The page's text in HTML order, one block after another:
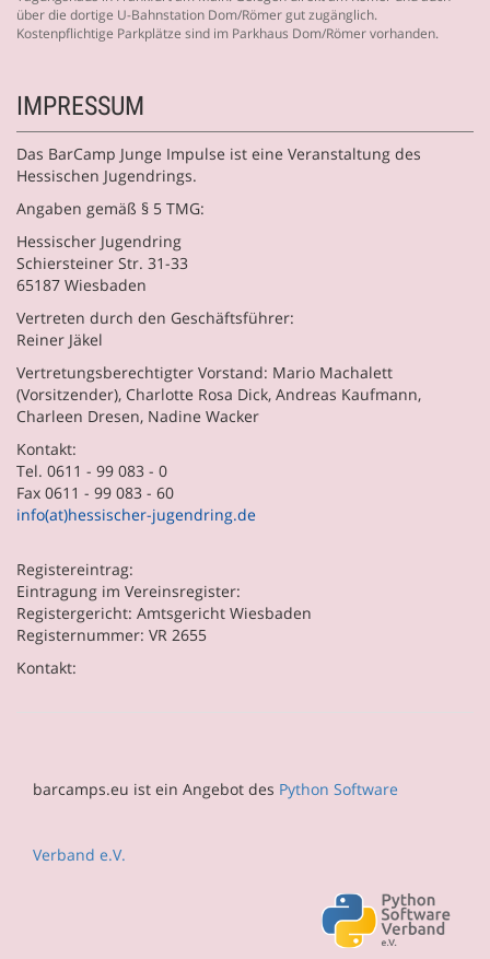
über die dortige U-Bahnstation Dom/Römer gut zugänglich.
Kostenpflichtige Parkplätze sind im Parkhaus Dom/Römer vorhanden.
IMPRESSUM
Das BarCamp Junge Impulse ist eine Veranstaltung des
Hessischen Jugendrings.
Angaben gemäß § 5 TMG:
Hessischer Jugendring
Schiersteiner Str. 31-33
65187 Wiesbaden
Vertreten durch den Geschäftsführer:
Reiner Jäkel
Vertretungsberechtigter Vorstand: Mario Machalett
(Vorsitzender), Charlotte Rosa Dick, Andreas Kaufmann,
Charleen Dresen, Nadine Wacker
Kontakt:
Tel. 0611 - 99 083 - 0
Fax 0611 - 99 083 - 60
info(at)hessischer-jugendring.de
Registereintrag:
Eintragung im Vereinsregister:
Registergericht: Amtsgericht Wiesbaden
Registernummer: VR 2655
Kontakt:
barcamps.eu ist ein Angebot des Python Software
Verband e.V.